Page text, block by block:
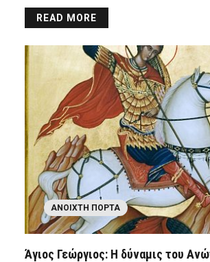
READ MORE
ΑΝΟΙΧΤΉ ΠΌΡΤΑ
Άγιος Γεώργιος: Η δύναμις του